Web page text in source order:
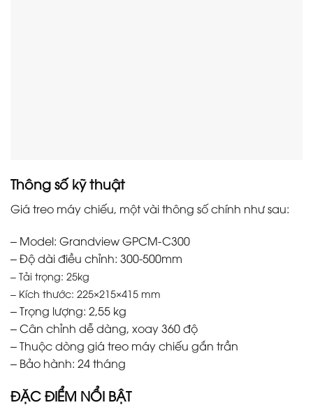
Thông số kỹ thuật
Giá treo máy chiếu, một vài thông số chính như sau:
– Model: Grandview GPCM-C300
– Độ dài điều chỉnh: 300-500mm
– Tải trọng: 25kg
– Kích thước: 225×215×415 mm
– Trọng lượng: 2,55 kg
– Cân chỉnh dễ dàng, xoay 360 độ
– Thuộc dòng giá treo máy chiếu gắn trần
– Bảo hành: 24 tháng
ĐẶC ĐIỂM NỔI BẬT